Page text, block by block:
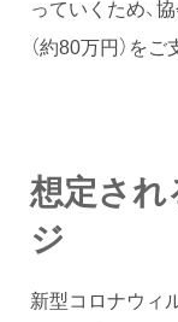
っていくため、
（約80万円）を
想定さ
ジ
新型コロナウィ